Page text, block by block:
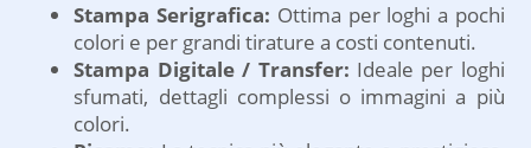
Stampa Serigrafica: Ottima per loghi a pochi
colori e per grandi tirature a costi contenuti.
Stampa Digitale / Transfer: Ideale per loghi
sfumati, dettagli complessi o immagini a più
colori.